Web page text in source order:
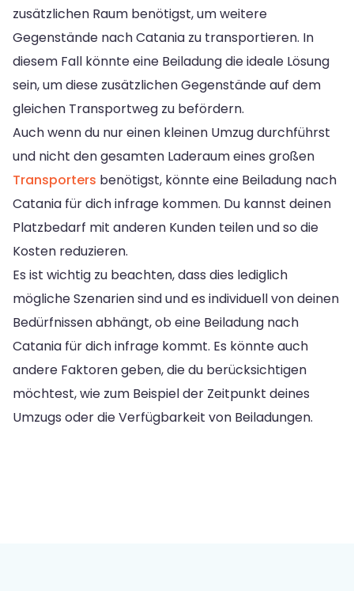
zusätzlichen Raum benötigst, um weitere
Gegenstände nach Catania zu transportieren. In
diesem Fall könnte eine Beiladung die ideale Lösung
sein, um diese zusätzlichen Gegenstände auf dem
gleichen Transportweg zu befördern.
Auch wenn du nur einen kleinen Umzug durchführst
und nicht den gesamten Laderaum eines großen
Transporters benötigst, könnte eine Beiladung nach
Catania für dich infrage kommen. Du kannst deinen
Platzbedarf mit anderen Kunden teilen und so die
Kosten reduzieren.
Es ist wichtig zu beachten, dass dies lediglich
mögliche Szenarien sind und es individuell von deinen
Bedürfnissen abhängt, ob eine Beiladung nach
Catania für dich infrage kommt. Es könnte auch
andere Faktoren geben, die du berücksichtigen
möchtest, wie zum Beispiel der Zeitpunkt deines
Umzugs oder die Verfügbarkeit von Beiladungen.